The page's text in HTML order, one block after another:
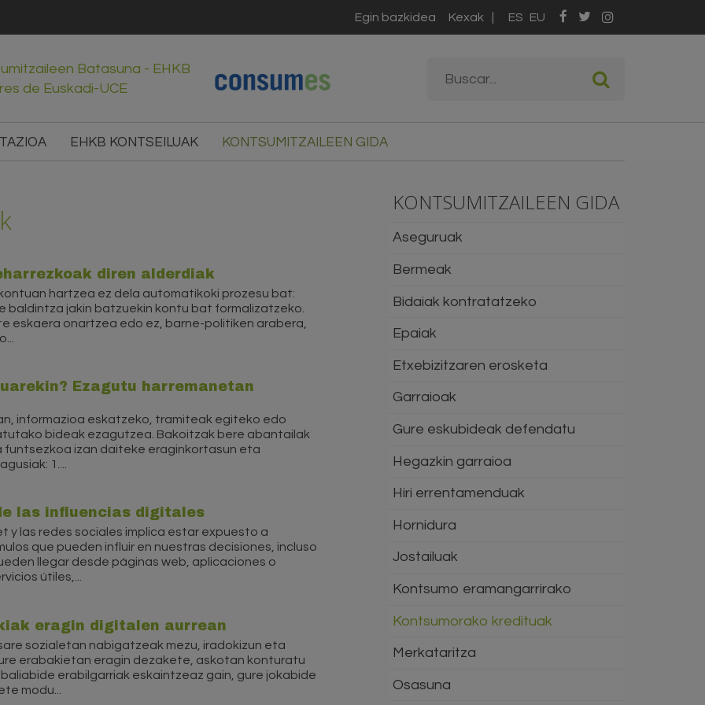
ES EU
Egin bazkidea Kexak
Batasuna - EHKB
de Euskadi-UCE
EHKB KONTSEILUAK KONTSUMITZAILEEN GIDA
diren alderdiak
hartzea ez dela automatikoki prozesu bat:
jakin batzuekin kontu bat formalizatzeko.
eskaera onartzea edo ez, barne-politiken arabera,
Ezagutu harremanetan
informazioa eskatzeko, tramiteak egiteko edo
bideak ezagutzea. Bakoitzak bere abantailak
izan daiteke eraginkortasun eta
1....
las influencias digitales
y las redes sociales implica estar expuesto a
que pueden influir en nuestras decisiones, incluso
llegar desde páginas web, aplicaciones o
útiles,...
eragin digitalen aurrean
sozialetan nabigatzeak mezu, iradokizun eta
erabakietan eragin dezakete, askotan konturatu
erabilgarriak eskaintzeaz gain, gure jokabide
modu...
KONTSUMITZAILEEN GIDA
Aseguruak
Bermeak
Bidaiak kontratatzeko
Epaiak
Etxebizitzaren erosketa
Garraioak
Gure eskubideak defendatu
Hegazkin garraioa
Hiri errentamenduak
Hornidura
Jostailuak
Kontsumo eramangarrirako
Kontsumorako kredituak
Merkataritza
Osasuna